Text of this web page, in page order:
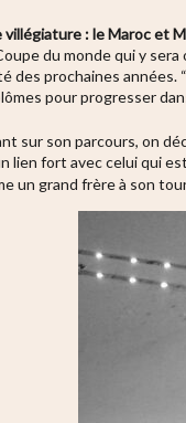
villégiature : le Maroc et
du monde qui y sera
des prochaines années.
pour progresser
sur son parcours, on
lien fort avec celui qui
un grand frère à son